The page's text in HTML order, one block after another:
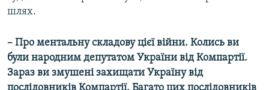
шлях.
– Про ментальну складову цієї війни. Колись ви
були народним депутатом України від Компартії.
Зараз ви змушені захищати Україну від